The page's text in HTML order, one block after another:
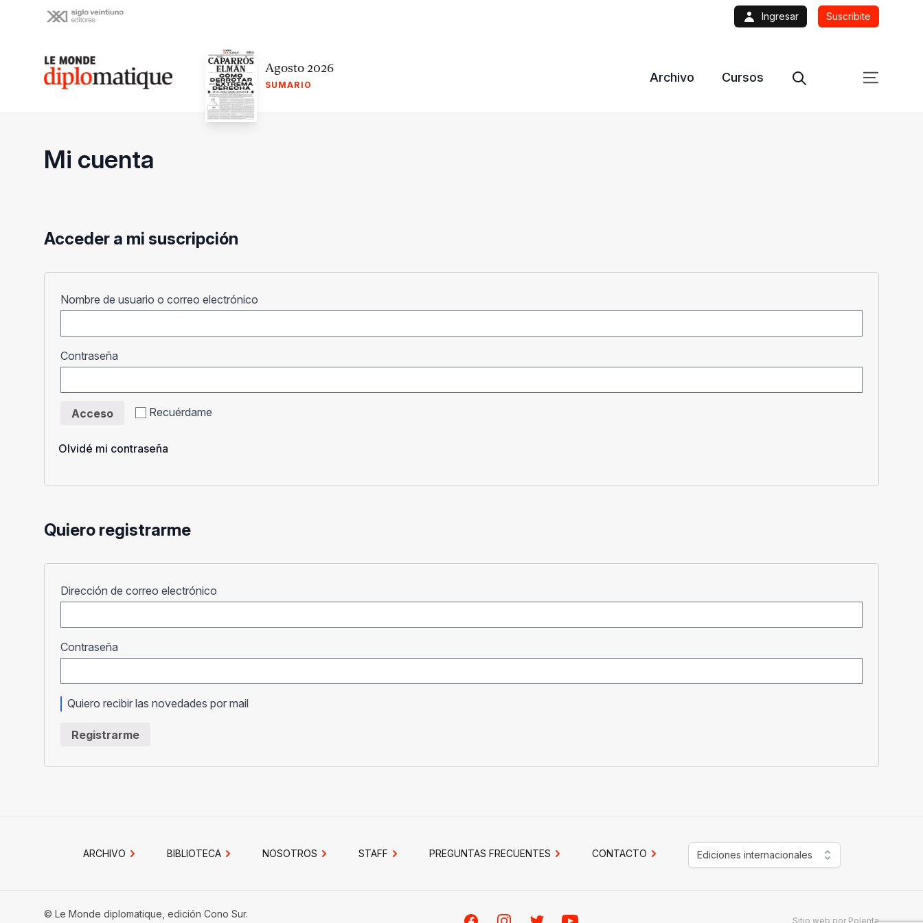
Ingresar Suscribite
Le monde diplomatique Agosto 2026
SUMARIO
Archivo Cursos
Mi cuenta
Acceder a mi suscripción
Nombre de usuario o correo electrónico
Contraseña
Recuérdame
Acceso
Olvidé mi contraseña
Quiero registrarme
Dirección de correo electrónico
Contraseña
Quiero recibir las novedades por mail
Registrarme
ARCHIVO BIBLIOTECA NOSOTROS STAFF PREGUNTAS FRECUENTES CONTACTO Ediciones internacionales
© Le Monde diplomatique, edición Cono Sur.
Sitio web por Polenta